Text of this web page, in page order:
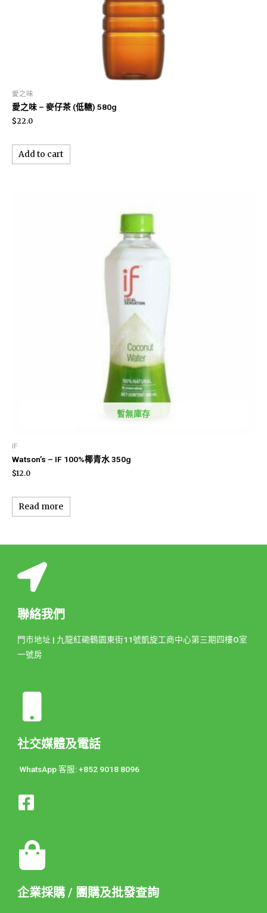
愛之味
愛之味 – 麥仔茶 (低糖) 580g
$22.0
Add to cart
暫無庫存
IF
Watson’s – IF 100%椰青水 350g
$12.0
Read more
聯絡我們
門市地址 | 九龍紅磡鶴園東街11號凱旋工商中心第三期四樓O室
一號房
社交媒體及電話
WhatsApp 客服: +852 9018 8096
企業採購 / 團購及批發查詢